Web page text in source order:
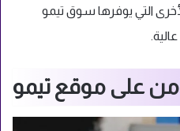
التي يوفرها سوق تيمو
على موقع تيمو